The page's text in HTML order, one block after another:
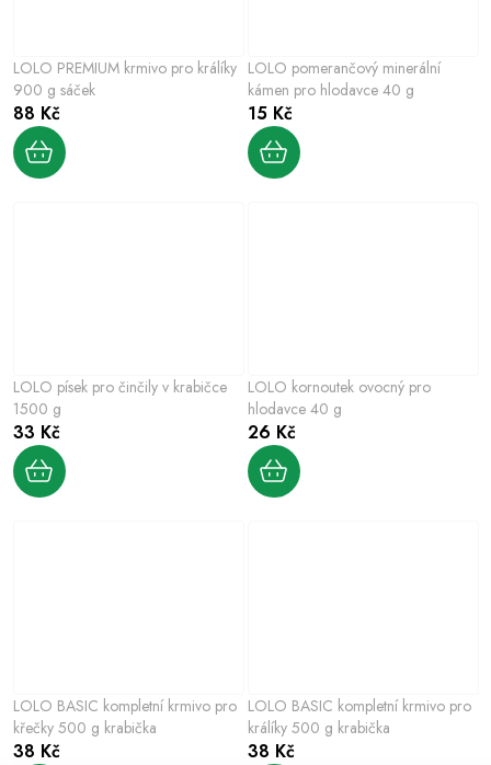
LOLO PREMIUM krmivo pro králíky
900 g sáček
88 Kč
LOLO pomerančový minerální
kámen pro hlodavce 40 g
15 Kč
LOLO písek pro činčily v krabičce
1500 g
33 Kč
LOLO kornoutek ovocný pro
hlodavce 40 g
26 Kč
LOLO BASIC kompletní krmivo pro
křečky 500 g krabička
38 Kč
LOLO BASIC kompletní krmivo pro
králíky 500 g krabička
38 Kč